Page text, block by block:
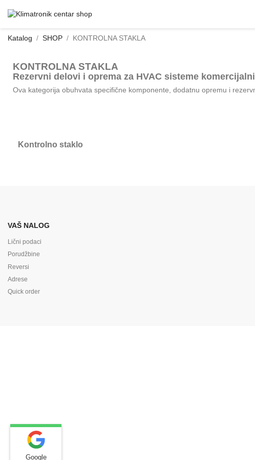
Katalog SHOP KONTROLNA STAKLA
KONTROLNA STAKLA
Rezervni delovi i oprema za HVAC sisteme
Ova kategorija obuhvata specifične komponente, dodatnu opremu i
Kontrolno staklo
VAŠ NALOG
Lični podaci
Porudžbine
Reversi
Adrese
Quick order
Google